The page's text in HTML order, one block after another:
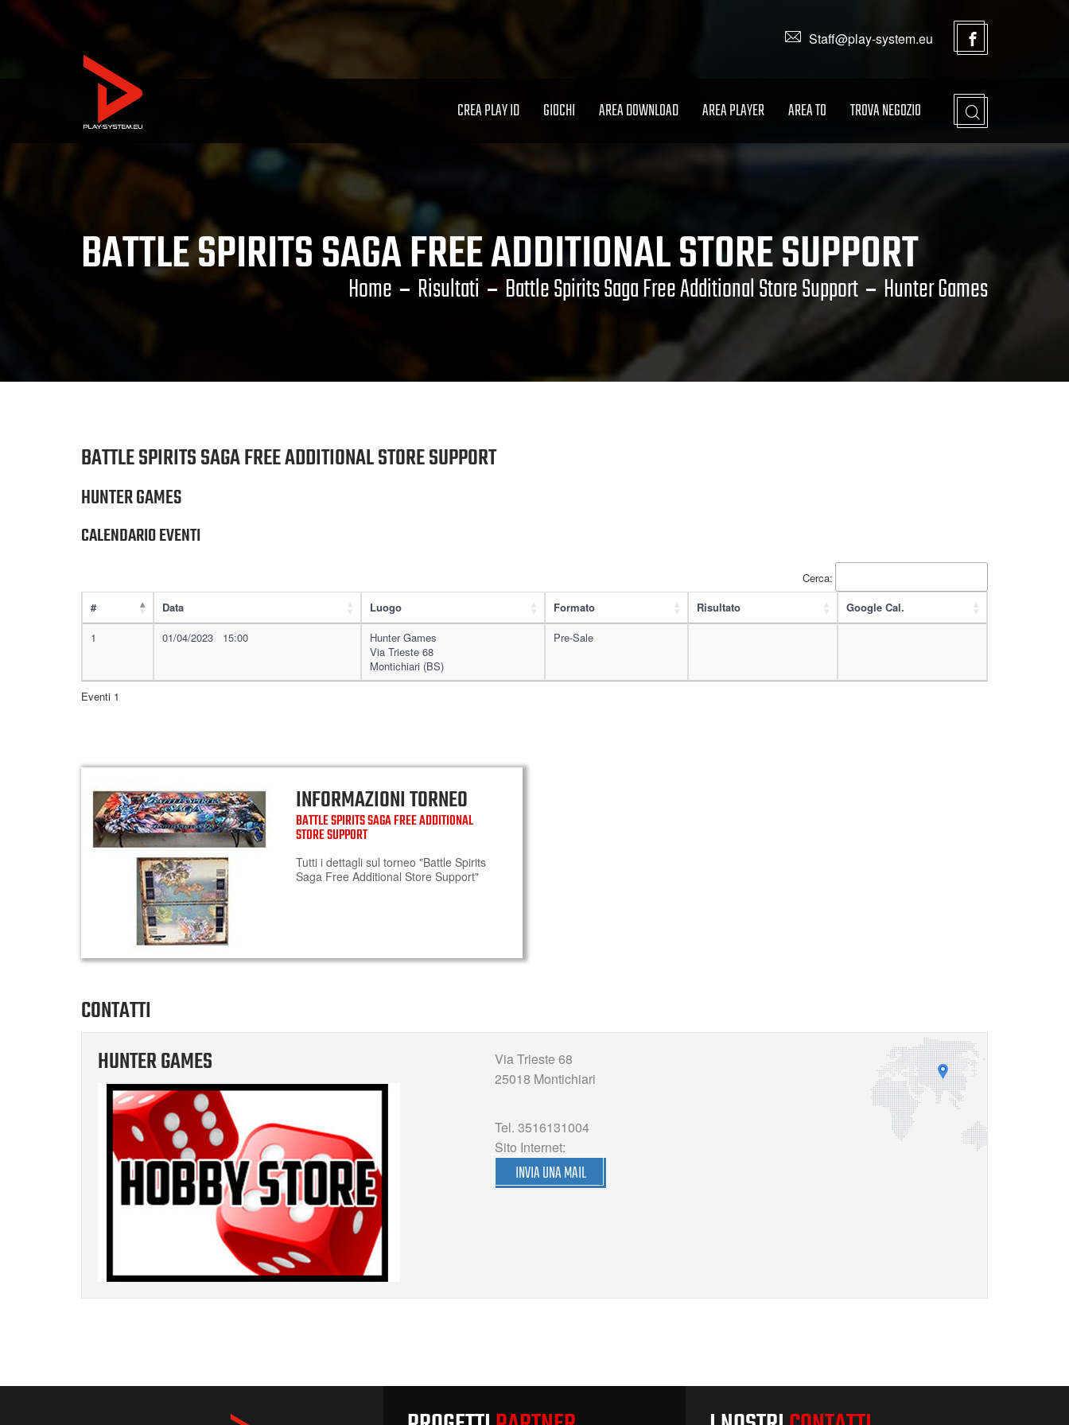
Staff@play-system.eu
CREA PLAY ID GIOCHI AREA DOWNLOAD AREA PLAYER AREA TO TROVA NEGOZIO
BATTLE SPIRITS SAGA FREE ADDITIONAL STORE SUPPORT
Home Risultati Battle Spirits Saga Free Additional Store Support Hunter Games
BATTLE SPIRITS SAGA FREE ADDITIONAL STORE SUPPORT
HUNTER GAMES
CALENDARIO EVENTI
Cerca:
#
Data Luogo Formato Risultato
Google Cal.
1
01/04/2023 15:00
Hunter Games
Via Trieste 68
Montichiari (BS)
Pre-Sale
Eventi 1
INFORMAZIONI TORNEO
BATTLE SPIRITS SAGA FREE ADDITIONAL
STORE SUPPORT
Tutti i dettagli sul torneo "Battle Spirits
Saga Free Additional Store Support"
CONTATTI
HUNTER GAMES
Via Trieste 68
25018 Montichiari
Tel. 3516131004
Sito Internet:
INVIA UNA MAIL